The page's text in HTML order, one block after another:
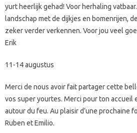
yurt heerlijk gehad! Voor herhaling
landschap met de dijkjes en bomenrijen,
zeker verder verkennen. Voor jou veel
Erik
11-14 augustus
Merci de nous avoir fait partager cette
vos super yourtes. Merci pour ton accueil
autour du feu. Au plaisir d’une prochaine
Ruben et Emilio.